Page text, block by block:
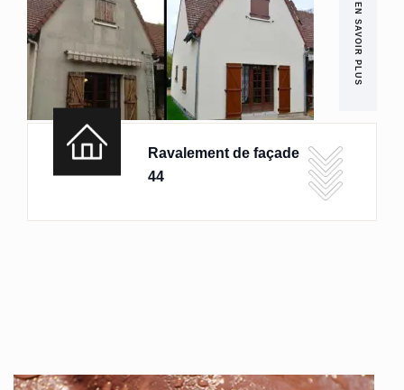
EN SAVOIR PLUS
Ravalement de façade
44